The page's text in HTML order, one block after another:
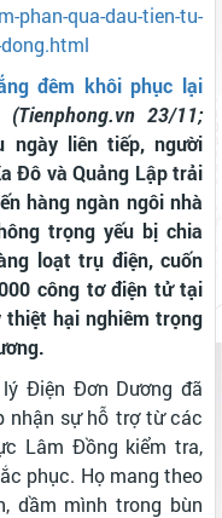
phan-qua-dau-tien-tu-
đêm khôi phục lại
(Tienphong.vn 23/11;
ngày liên tiếp, người
Đô và Quảng Lập trải
hàng ngàn ngôi nhà
trọng yếu bị chia
loạt trụ điện, cuốn
công tơ điện tử tại
thiệt hại nghiêm trọng
Điện Đơn Dương đã
nhận sự hỗ trợ từ các
Lâm Đồng kiểm tra,
phục. Họ mang theo
dầm mình trong bùn